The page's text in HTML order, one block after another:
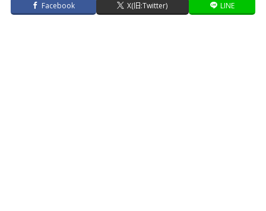
Facebook X(旧:Twitter) LINE